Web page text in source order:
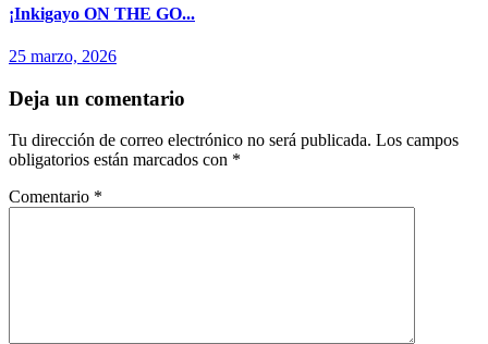
¡Inkigayo ON THE GO...
25 marzo, 2026
Deja un comentario
Tu dirección de correo electrónico no será publicada. Los campos
obligatorios están marcados con *
Comentario *